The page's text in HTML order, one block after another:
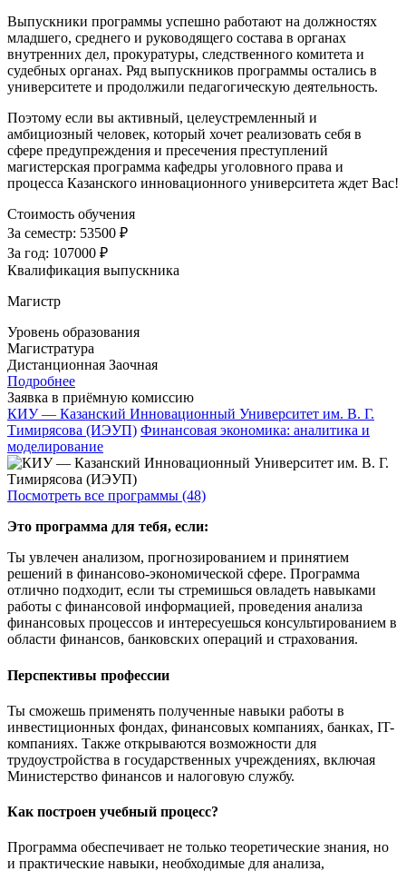
Выпускники программы успешно работают на должностях
младшего, среднего и руководящего состава в органах
внутренних дел, прокуратуры, следственного комитета и
судебных органах. Ряд выпускников программы остались в
университете и продолжили педагогическую деятельность.
Поэтому если вы активный, целеустремленный и
амбициозный человек, который хочет реализовать себя в
сфере предупреждения и пресечения преступлений
магистерская программа кафедры уголовного права и
процесса Казанского инновационного университета ждет Вас!
Стоимость обучения
За семестр: 53500 ₽
За год: 107000 ₽
Квалификация выпускника
Магистр
Уровень образования
Магистратура
Дистанционная Заочная
Подробнее
Заявка в приёмную комиссию
КИУ — Казанский Инновационный Университет им. В. Г.
Тимирясова (ИЭУП) Финансовая экономика: аналитика и
моделирование
Посмотреть все программы (48)
Это программа для тебя, если:
Ты увлечен анализом, прогнозированием и принятием
решений в финансово-экономической сфере. Программа
отлично подходит, если ты стремишься овладеть навыками
работы с финансовой информацией, проведения анализа
финансовых процессов и интересуешься консультированием в
области финансов, банковских операций и страхования.
Перспективы профессии
Ты сможешь применять полученные навыки работы в
инвестиционных фондах, финансовых компаниях, банках, IT-
компаниях. Также открываются возможности для
трудоустройства в государственных учреждениях, включая
Министерство финансов и налоговую службу.
Как построен учебный процесс?
Программа обеспечивает не только теоретические знания, но
и практические навыки, необходимые для анализа,